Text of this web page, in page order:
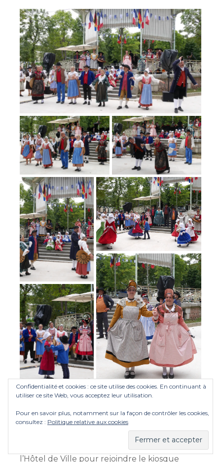
Défilé festif de l’hôtel de
Ville au Fer à cheval
Cette année encore, le défilé s’est élancé de
l’Hôtel de Ville pour rejoindre le kiosque
Confidentialité et cookies : ce site utilise des cookies. En continuant à
utiliser ce site Web, vous acceptez leur utilisation.
Pour en savoir plus, notamment sur la façon de contrôler les cookies,
consultez : Politique relative aux cookies